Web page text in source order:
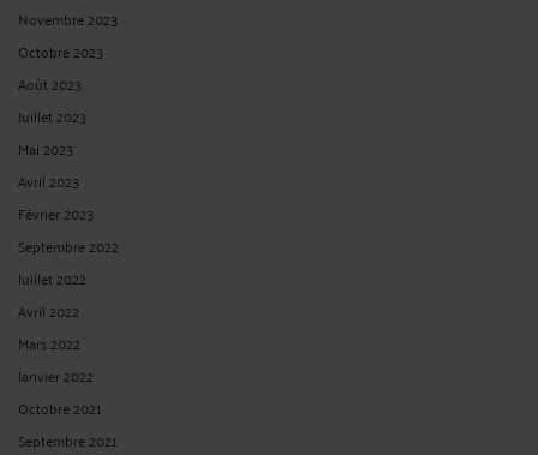
Novembre 2023
Octobre 2023
Août 2023
Juillet 2023
Mai 2023
Avril 2023
Février 2023
Septembre 2022
Juillet 2022
Avril 2022
Mars 2022
Janvier 2022
Octobre 2021
Septembre 2021